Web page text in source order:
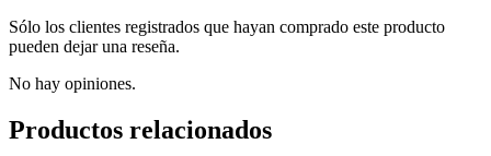
Sólo los clientes registrados que hayan comprado este producto
pueden dejar una reseña.
No hay opiniones.
Productos relacionados